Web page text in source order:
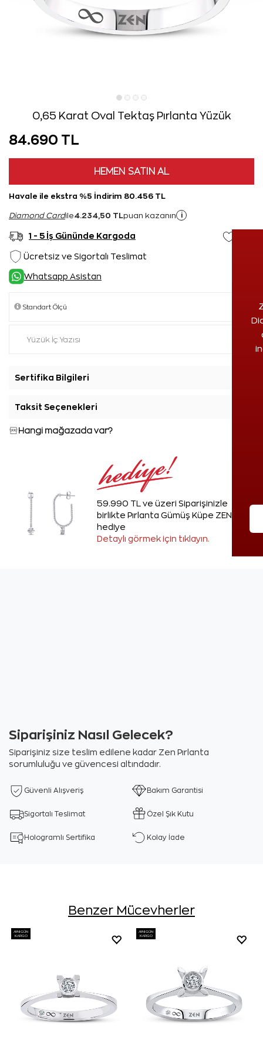
0,65 Karat Oval Tektaş Pırlanta Yüzük
84.690 TL
HEMEN SATIN AL
Havale ile ekstra %5 İndirim 80.456 TL
Diamond Cardile4.234,50 TL puan kazanın i
1 - 5 İş Gününde Kargoda
Ücretsiz ve Sigortalı Teslimat
Whatsapp Asistan
Sertifika Bilgileri
Taksit Seçenekleri
Hangi mağazada var?
59.990 TL ve üzeri Siparişinizle
birlikte Pırlanta Gümüş Küpe ZEN'den
hediye
Detaylı görmek için tıklayın.
Siparişiniz Nasıl Gelecek?
Siparişiniz size teslim edilene kadar Zen Pırlanta
sorumluluğu ve güvencesi altındadır.
Güvenli Alışveriş Bakım Garantisi
Sigortalı Teslimat Özel Şık Kutu
Hologramlı Sertifika Kolay İade
Benzer Mücevherler
AYNI GÜN
KARGO
AYNI GÜN
KARGO